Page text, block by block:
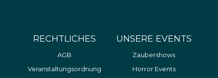
RECHTLICHES
AGB
Veranstaltungsordnung
UNSERE EVENTS
Zaubershows
Horror Events